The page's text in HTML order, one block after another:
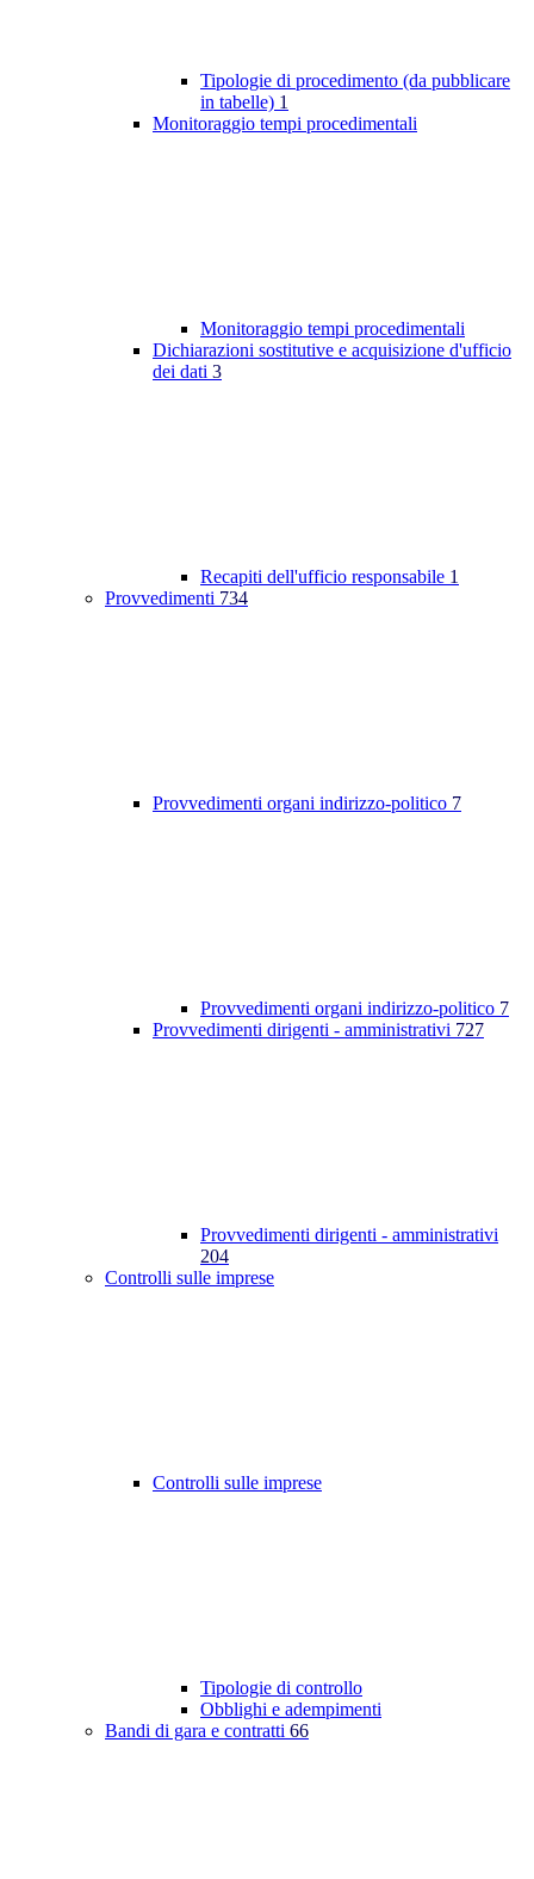
Tipologie di procedimento (da pubblicare
in tabelle) 1
Monitoraggio tempi procedimentali
Monitoraggio tempi procedimentali
Dichiarazioni sostitutive e acquisizione d'ufficio
dei dati 3
Recapiti dell'ufficio responsabile 1
Provvedimenti 734
Provvedimenti organi indirizzo-politico 7
Provvedimenti organi indirizzo-politico 7
Provvedimenti dirigenti - amministrativi 727
Provvedimenti dirigenti - amministrativi
204
Controlli sulle imprese
Controlli sulle imprese
Tipologie di controllo
Obblighi e adempimenti
Bandi di gara e contratti 66